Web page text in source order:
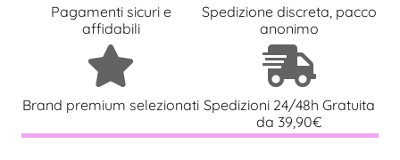
opzioni
Pagamenti sicuri e
affidabili
Spedizione discreta, pacco
anonimo
Brand premium selezionati Spedizioni 24/48h Gratuita
da 39,90€